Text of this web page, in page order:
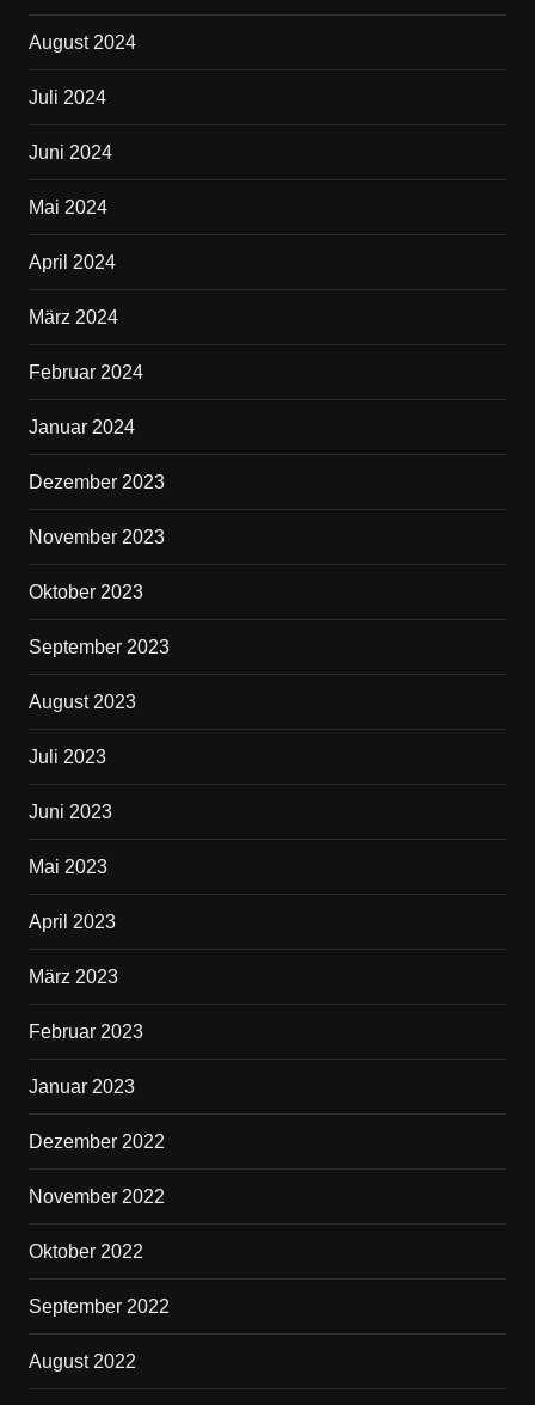
August 2024
Juli 2024
Juni 2024
Mai 2024
April 2024
März 2024
Februar 2024
Januar 2024
Dezember 2023
November 2023
Oktober 2023
September 2023
August 2023
Juli 2023
Juni 2023
Mai 2023
April 2023
März 2023
Februar 2023
Januar 2023
Dezember 2022
November 2022
Oktober 2022
September 2022
August 2022